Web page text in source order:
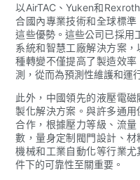
以AirTAC、Yuken和
合國內專業技術和全球標
這些優勢。這些公司已採用
系統和智慧工廠解決方案
種轉變不僅提高了製造效
測，從而為預測性維護和運
此外，中國領先的液壓電
製化解決方案。與許多通
合作，根據壓力等級、流
數，量身定制閥門設計、
機械和工業自動化等行業
件下的可靠性至關重要。